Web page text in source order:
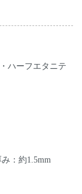
ハーフエタニテ
：約1.5mm